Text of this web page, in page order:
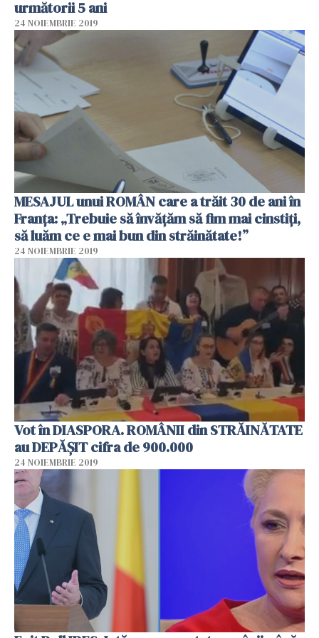
următorii 5 ani
24 NOIEMBRIE 2019
MESAJUL unui ROMÂN care a trăit 30 de ani în
Franța: „Trebuie să învățăm să fim mai cinstiți,
să luăm ce e mai bun din străinătate!”
24 NOIEMBRIE 2019
Vot în DIASPORA. ROMÂNII din STRĂINĂTATE
au DEPĂȘIT cifra de 900.000
24 NOIEMBRIE 2019